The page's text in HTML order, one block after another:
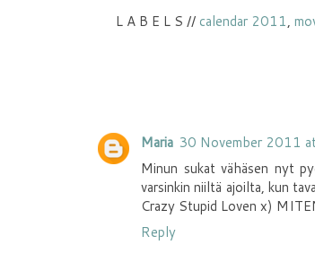
L A B E L S // calendar 2011,
Maria 30 November 2011
Minun sukat vähäsen nyt
varsinkin niiltä ajoilta, kun
Crazy Stupid Loven x)
Reply